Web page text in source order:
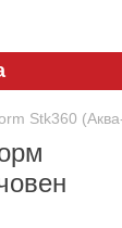
Stk360